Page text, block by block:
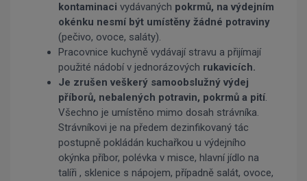
kontaminaci vydávaných pokrmů, na výdejním
okénku nesmí být umístěny žádné potraviny
(pečivo, ovoce, saláty).
Pracovnice kuchyně vydávají stravu a přijímají
použité nádobí v jednorázových rukavicích.
Je zrušen veškerý samoobslužný výdej
příborů, nebalených potravin, pokrmů a pití.
Všechno je umístěno mimo dosah strávníka.
Strávníkovi je na předem dezinfikovaný tác
postupně pokládán kuchařkou u výdejního
okýnka příbor, polévka v misce, hlavní jídlo na
talíři , sklenice s nápojem, případně salát, ovoce,